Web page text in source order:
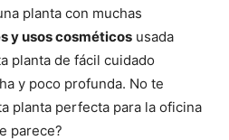
planta con muchas
y usos cosméticos usada
planta de fácil cuidado
y poco profunda. No te
planta perfecta para la oficina
parece?